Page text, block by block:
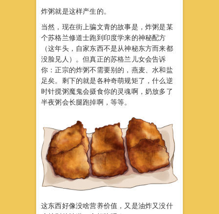
炸粥就是这样产生的。
当然，现在街上骗文青的故事是，炸粥是某
个苏格兰修道士跑到印度学来的神秘配方
（这年头，自家东西不是从神秘东方而来都
没脸见人）。但真正的苏格兰儿女会告诉
你：正宗的炸粥不需要别的，燕麦、水和盐
足矣。剩下的就是各种奇萌规矩了，什么逆
时针搅粥魔鬼会摄食你的灵魂啊，奶放多了
半夜粥会长腿跑掉啊，等等。
这东西好像没啥营养价值，又是油炸又没什